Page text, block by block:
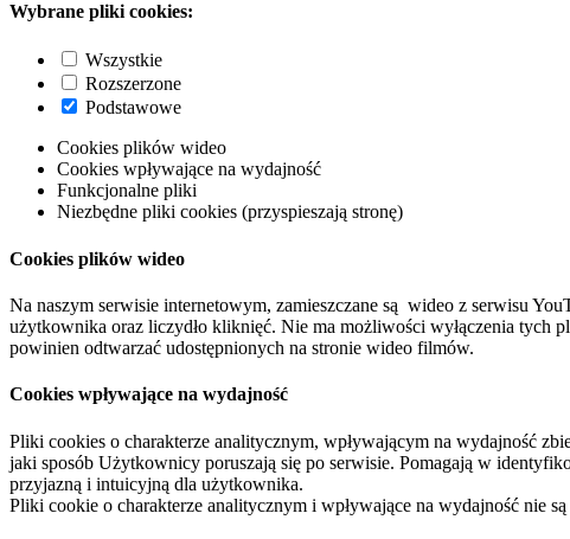
Wybrane pliki cookies:
Wszystkie
Rozszerzone
Podstawowe
Cookies plików wideo
Cookies wpływające na wydajność
Funkcjonalne pliki
Niezbędne pliki cookies (przyspieszają stronę)
Cookies plików wideo
Na naszym serwisie internetowym, zamieszczane są wideo z serwisu
użytkownika oraz liczydło kliknięć. Nie ma możliwości wyłączenia tych
powinien odtwarzać udostępnionych na stronie wideo filmów.
Cookies wpływające na wydajność
Pliki cookies o charakterze analitycznym, wpływającym na wydajność
jaki sposób Użytkownicy poruszają się po serwisie. Pomagają w
przyjazną i intuicyjną dla użytkownika.
Pliki cookie o charakterze analitycznym i wpływające na wydajność nie